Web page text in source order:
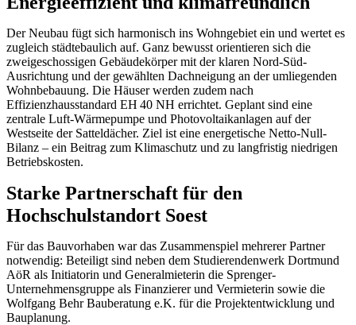
Der Neubau fügt sich harmonisch ins Wohngebiet ein und wertet es
zugleich städtebaulich auf. Ganz bewusst orientieren sich die
zweigeschossigen Gebäudekörper mit der klaren Nord-Süd-
Ausrichtung und der gewählten Dachneigung an der umliegenden
Wohnbebauung. Die Häuser werden zudem nach
Effizienzhausstandard EH 40 NH errichtet. Geplant sind eine
zentrale Luft-Wärmepumpe und Photovoltaikanlagen auf der
Westseite der Satteldächer. Ziel ist eine energetische Netto-Null-
Bilanz – ein Beitrag zum Klimaschutz und zu langfristig niedrigen
Betriebskosten.
Starke Partnerschaft für den
Hochschulstandort Soest
Für das Bauvorhaben war das Zusammenspiel mehrerer Partner
notwendig: Beteiligt sind neben dem Studierendenwerk Dortmund
AöR als Initiatorin und Generalmieterin die Sprenger-
Unternehmensgruppe als Finanzierer und Vermieterin sowie die
Wolfgang Behr Bauberatung e.K. für die Projektentwicklung und
Bauplanung.